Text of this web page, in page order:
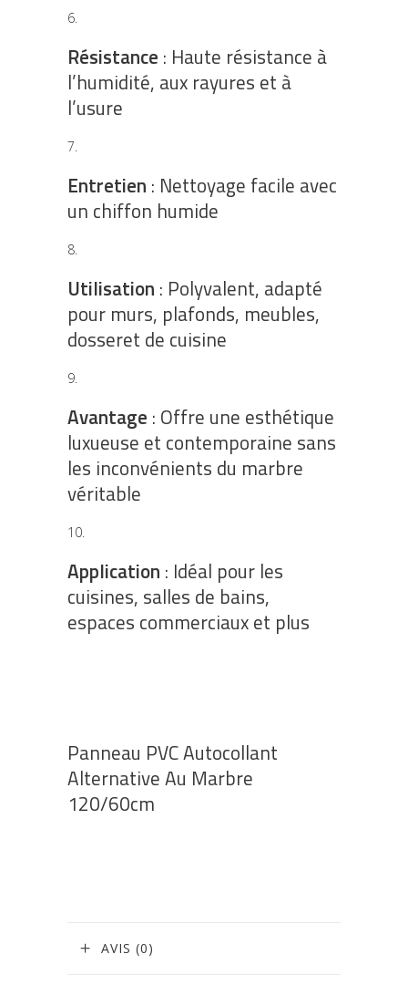
Résistance : Haute résistance à
l’humidité, aux rayures et à
l’usure
Entretien : Nettoyage facile avec
un chiffon humide
Utilisation : Polyvalent, adapté
pour murs, plafonds, meubles,
dosseret de cuisine
Avantage : Offre une esthétique
luxueuse et contemporaine sans
les inconvénients du marbre
véritable
Application : Idéal pour les
cuisines, salles de bains,
espaces commerciaux et plus
Panneau PVC Autocollant
Alternative Au Marbre
120/60cm
AVIS (0)